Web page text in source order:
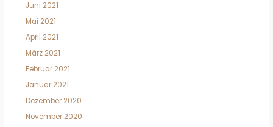
Juni 2021
Mai 2021
April 2021
März 2021
Februar 2021
Januar 2021
Dezember 2020
November 2020